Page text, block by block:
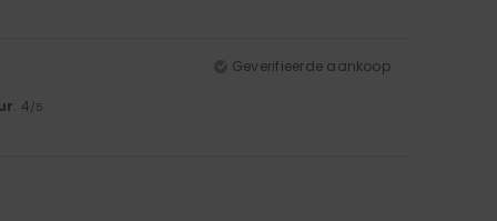
Geverifieerde aankoop
: 4/5